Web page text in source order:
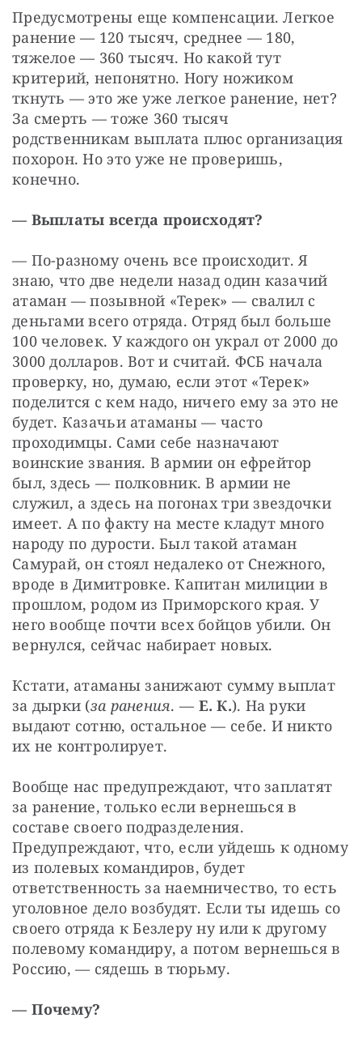
Предусмотрены еще компенсации. Легкое
ранение — 120 тысяч, среднее — 180,
тяжелое — 360 тысяч. Но какой тут
критерий, непонятно. Ногу ножиком
ткнуть — это же уже легкое ранение, нет?
За смерть — тоже 360 тысяч
родственникам выплата плюс организация
похорон. Но это уже не проверишь,
конечно.
— Выплаты всегда происходят?
— По-разному очень все происходит. Я
знаю, что две недели назад один казачий
атаман — позывной «Терек» — свалил с
деньгами всего отряда. Отряд был больше
100 человек. У каждого он украл от 2000 до
3000 долларов. Вот и считай. ФСБ начала
проверку, но, думаю, если этот «Терек»
поделится с кем надо, ничего ему за это не
будет. Казачьи атаманы — часто
проходимцы. Сами себе назначают
воинские звания. В армии он ефрейтор
был, здесь — полковник. В армии не
служил, а здесь на погонах три звездочки
имеет. А по факту на месте кладут много
народу по дурости. Был такой атаман
Самурай, он стоял недалеко от Снежного,
вроде в Димитровке. Капитан милиции в
прошлом, родом из Приморского края. У
него вообще почти всех бойцов убили. Он
вернулся, сейчас набирает новых.
Кстати, атаманы занижают сумму выплат
за дырки (за ранения. — Е. К.). На руки
выдают сотню, остальное — себе. И никто
их не контролирует.
Вообще нас предупреждают, что заплатят
за ранение, только если вернешься в
составе своего подразделения.
Предупреждают, что, если уйдешь к одному
из полевых командиров, будет
ответственность за наемничество, то есть
уголовное дело возбудят. Если ты идешь со
своего отряда к Безлеру ну или к другому
полевому командиру, а потом вернешься в
Россию, — сядешь в тюрьму.
— Почему?